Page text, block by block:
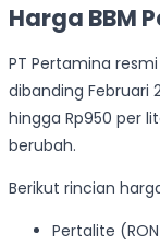
Harga BBM
PT Pertamina
dibanding Februari
hingga Rp950 per
berubah.
Berikut rincian
Pertalite